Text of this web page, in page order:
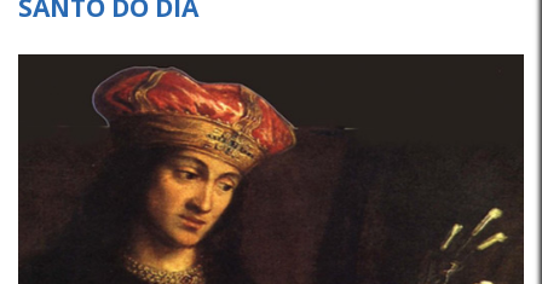
SANTO DO DIA